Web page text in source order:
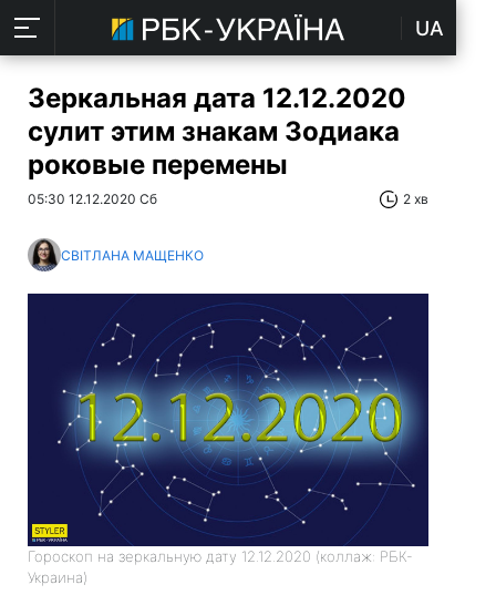
UA
Зеркальная дата 12.12.2020
сулит этим знакам Зодиака
роковые перемены
05:30 12.12.2020 Сб 2 хв
СВІТЛАНА МАЩЕНКО
Гороскоп на зеркальную дату 12.12.2020 (коллаж: РБК-
Украина)